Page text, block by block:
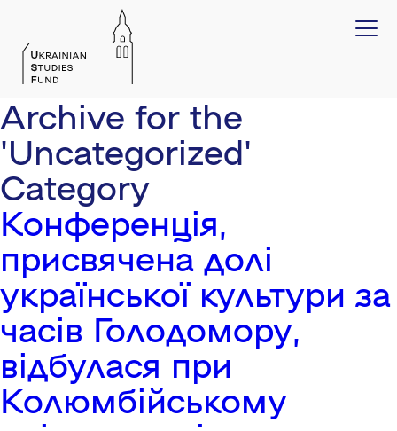
Archive for the
'Uncategorized'
Category
Конференція,
присвячена долі
української культури за
часів Голодомору,
відбулася при
Колюмбійському